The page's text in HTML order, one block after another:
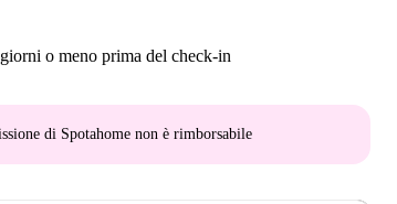
o meno prima del check-in
di Spotahome non è rimborsabile